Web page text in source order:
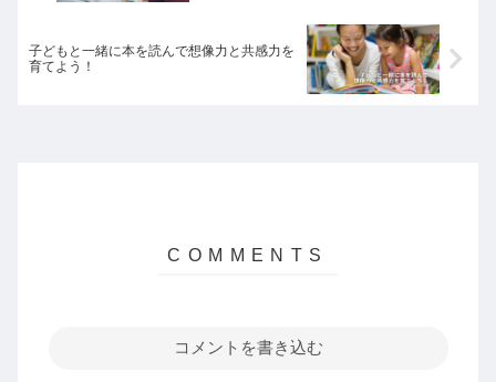
子どもと一緒に本を読んで想像力と共感力を
育てよう！
コメントを書き込む